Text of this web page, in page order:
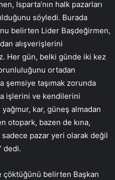
Isparta’nın halk pazarları
söyledi. Burada
belirten Lider Başdeğirmen,
alışverişlerini
Her gün, belki günde iki kez
ortadan
şemsiye taşımak zorunda
işlerini ve kendilerini
kar, güneş almadan
otopark, bazen de kına,
pazar yeri olarak değil
dedi.
çöktüğünü belirten Başkan